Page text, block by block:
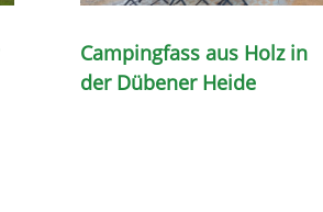
Campingfass aus Holz in
der Dübener Heide